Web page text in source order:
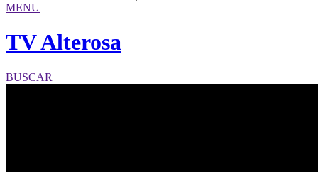
MENU
TV Alterosa
BUSCAR